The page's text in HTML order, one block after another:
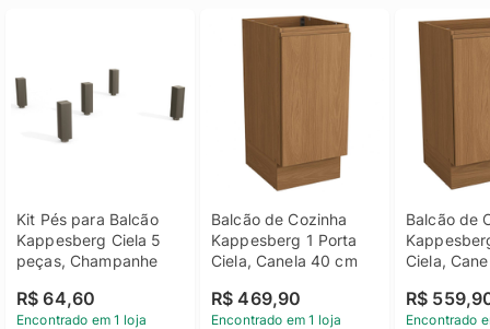
Kit Pés para Balcão
Kappesberg Ciela 5
peças, Champanhe
R$ 64,60
Encontrado em 1 loja
Balcão de Cozinha
Kappesberg 1 Porta
Ciela, Canela 40 cm
R$ 469,90
Encontrado em 1 loja
Balcão de
Ciela,
R$
Encontrado